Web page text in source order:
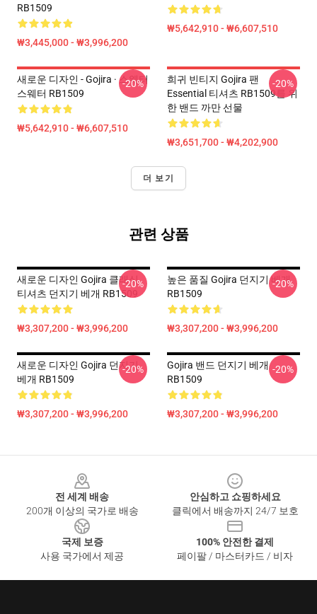
RB1509
₩3,445,000 - ₩3,996,200
₩5,642,910 - ₩6,607,510
새로운 디자인 - Gojira · 스웨터
스웨터 RB1509
₩5,642,910 - ₩6,607,510
-20%
희귀 빈티지 Gojira 팬
Essential 티셔츠 RB1509를 위
한 밴드 까만 선물
₩3,651,700 - ₩4,202,900
-20%
더 보기
관련 상품
새로운 디자인 Gojira 클래식
티셔츠 던지기 베개 RB1509
₩3,307,200 - ₩3,996,200
-20%
높은 품질 Gojira 던지기 베개
RB1509
₩3,307,200 - ₩3,996,200
-20%
새로운 디자인 Gojira 던지기
베개 RB1509
₩3,307,200 - ₩3,996,200
-20%
Gojira 밴드 던지기 베개
RB1509
₩3,307,200 - ₩3,996,200
-20%
전 세계 배송
200개 이상의 국가로 배송
안심하고 쇼핑하세요
클릭에서 배송까지 24/7 보호
국제 보증
사용 국가에서 제공
100% 안전한 결제
페이팔 / 마스터카드 / 비자